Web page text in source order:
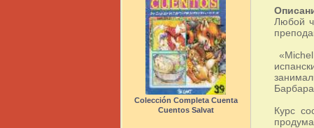
Colección Completa Cuenta
Cuentos Salvat
Любой
Курс